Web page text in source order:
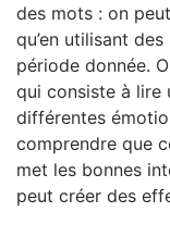
des mots : on
qu’en utilisant
période donnée.
qui consiste à lire
différentes
comprendre que
met les bonnes
peut créer des